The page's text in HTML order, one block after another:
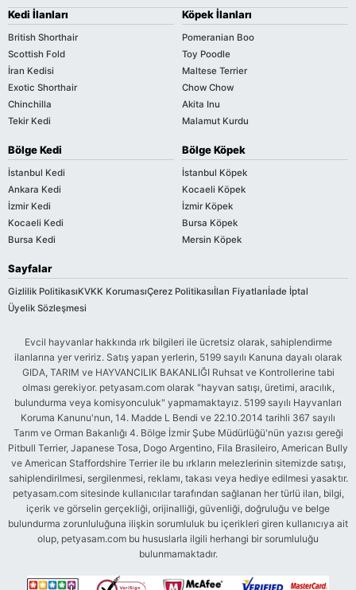
Kedi İlanları
British Shorthair
Scottish Fold
İran Kedisi
Exotic Shorthair
Chinchilla
Tekir Kedi
Köpek İlanları
Pomeranian Boo
Toy Poodle
Maltese Terrier
Chow Chow
Akita Inu
Malamut Kurdu
Bölge Kedi
İstanbul Kedi
Ankara Kedi
İzmir Kedi
Kocaeli Kedi
Bursa Kedi
Bölge Köpek
İstanbul Köpek
Kocaeli Köpek
İzmir Köpek
Bursa Köpek
Mersin Köpek
Sayfalar
Gizlilik PolitikasıKVKK KorumasıÇerez Politikasıİlan Fiyatlarıİade İptal
Üyelik Sözleşmesi
Evcil hayvanlar hakkında ırk bilgileri ile ücretsiz olarak, sahiplendirme
ilanlarına yer veririz. Satış yapan yerlerin, 5199 sayılı Kanuna dayalı olarak
GIDA, TARIM ve HAYVANCILIK BAKANLIĞI Ruhsat ve Kontrollerine tabi
olması gerekiyor. petyasam.com olarak "hayvan satışı, üretimi, aracılık,
bulundurma veya komisyonculuk" yapmamaktayız. 5199 sayılı Hayvanları
Koruma Kanunu'nun, 14. Madde L Bendi ve 22.10.2014 tarihli 367 sayılı
Tarım ve Orman Bakanlığı 4. Bölge İzmir Şube Müdürlüğü'nün yazısı gereği
Pitbull Terrier, Japanese Tosa, Dogo Argentino, Fila Brasileiro, American Bully
ve American Staffordshire Terrier ile bu ırkların melezlerinin sitemizde satışı,
sahiplendirilmesi, sergilenmesi, reklamı, takası veya hediye edilmesi yasaktır.
petyasam.com sitesinde kullanıcılar tarafından sağlanan her türlü ilan, bilgi,
içerik ve görselin gerçekliği, orijinalliği, güvenliği, doğruluğu ve belge
bulundurma zorunluluğuna ilişkin sorumluluk bu içerikleri giren kullanıcıya ait
olup, petyasam.com bu hususlarla ilgili herhangi bir sorumluluğu
bulunmamaktadır.